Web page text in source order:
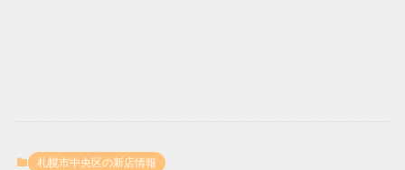
札幌市中央区の新店情報